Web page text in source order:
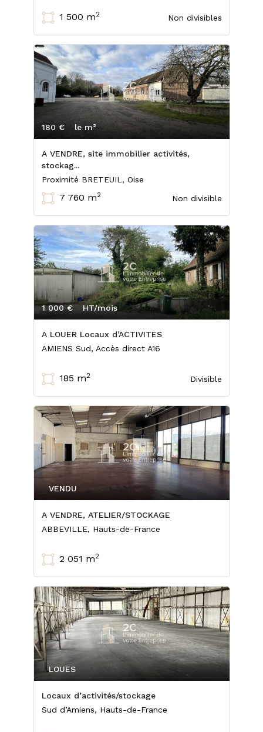
Non divisibles
1 500 m2
A VENDRE, site immobilier activités,
stockag...
Non divisible
180 € le m²
Proximité BRETEUIL, Oise
7 760 m2
A LOUER Locaux d’ACTIVITES
Divisible
1 000 € HT/mois
AMIENS Sud, Accès direct A16
185 m2
A VENDRE, ATELIER/STOCKAGE
VENDU
ABBEVILLE, Hauts-de-France
2 051 m2
Locaux d’activités/stockage
LOUES
Sud d’Amiens, Hauts-de-France